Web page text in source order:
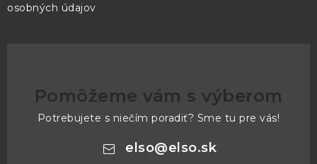
osobných údajov
Pomôžeme vám s výberom
Potrebujete s niečím poradiť? Sme tu pre vás!
elso@elso.sk